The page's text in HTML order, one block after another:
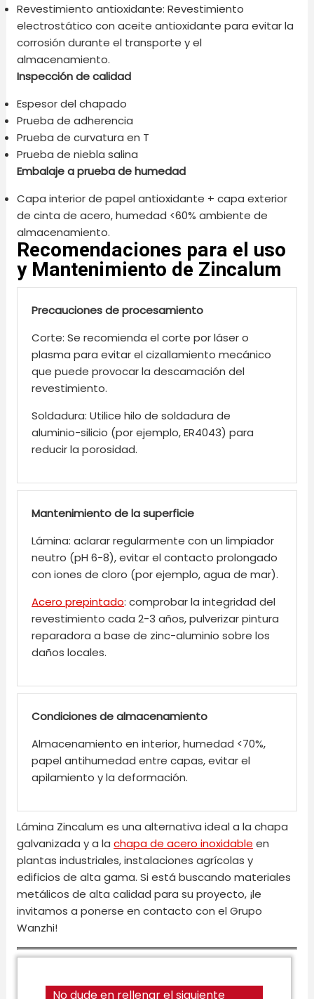
Revestimiento antioxidante: Revestimiento
electrostático con aceite antioxidante para evitar la
corrosión durante el transporte y el
almacenamiento.
Inspección de calidad
Espesor del chapado
Prueba de adherencia
Prueba de curvatura en T
Prueba de niebla salina
Embalaje a prueba de humedad
Capa interior de papel antioxidante + capa exterior
de cinta de acero, humedad <60% ambiente de
almacenamiento.
Recomendaciones para el uso
y Mantenimiento de Zincalum
Precauciones de procesamiento
Corte: Se recomienda el corte por láser o
plasma para evitar el cizallamiento mecánico
que puede provocar la descamación del
revestimiento.
Soldadura: Utilice hilo de soldadura de
aluminio-silicio (por ejemplo, ER4043) para
reducir la porosidad.
Mantenimiento de la superficie
Lámina: aclarar regularmente con un limpiador
neutro (pH 6-8), evitar el contacto prolongado
con iones de cloro (por ejemplo, agua de mar).
Acero prepintado: comprobar la integridad del
revestimiento cada 2-3 años, pulverizar pintura
reparadora a base de zinc-aluminio sobre los
daños locales.
Condiciones de almacenamiento
Almacenamiento en interior, humedad <70%,
papel antihumedad entre capas, evitar el
apilamiento y la deformación.
Lámina Zincalum es una alternativa ideal a la chapa
galvanizada y a lachapa de acero inoxidable en
plantas industriales, instalaciones agrícolas y
edificios de alta gama. Si está buscando materiales
metálicos de alta calidad para su proyecto, ¡le
invitamos a ponerse en contacto con el Grupo
Wanzhi!
No dude en rellenar el siguiente